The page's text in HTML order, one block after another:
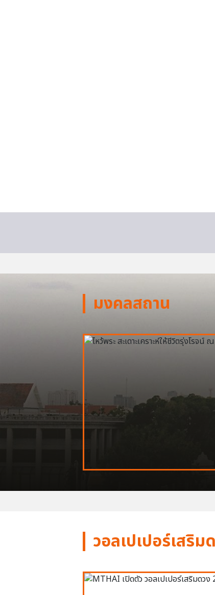
มงคลสถาน
วอลเปเปอร์เสริม